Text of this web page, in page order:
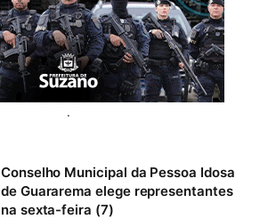
.
Conselho Municipal da Pessoa Idosa
de Guararema elege representantes
na sexta-feira (7)